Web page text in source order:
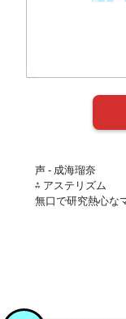
声 - 成海瑠奈
⁂ アステリズム
無口で研究熱心な